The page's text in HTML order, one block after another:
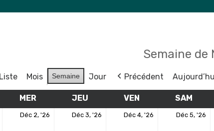
Semaine de
Liste Mois Semaine Jour Précédent
MER MERCREDIJEU VEN VENDREDISAM
Déc 2, '26 Déc 3, '26 Déc 4, '26 Déc 5, '26